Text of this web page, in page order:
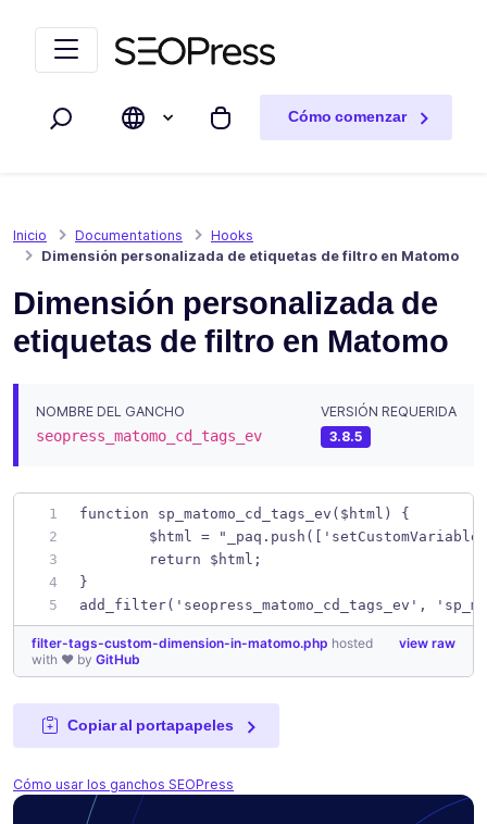
Buscar Mi carrito
Cómo comenzar
Inicio Documentations
Hooks
Dimensión personalizada de etiquetas de filtro en Matomo
Dimensión personalizada de
etiquetas de filtro en Matomo
NOMBRE DEL GANCHO
seopress_matomo_cd_tags_ev
VERSIÓN REQUERIDA
3.8.5
function sp_matomo_cd_tags_ev($html) {
$html =
	return $html;
}
add_filter('seopress_matomo_cd_tags_ev',
view raw
filter-tags-custom-dimension-in-matomo.php hosted
with ❤ by GitHub
Copiar al portapapeles
Cómo usar los ganchos SEOPress